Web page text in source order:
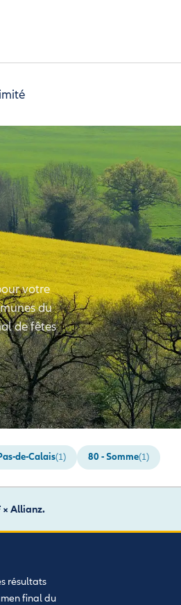
votre
du
de fêtes
de-Calais(1) 80 - Somme(1)
× Allianz.
résultats
final du